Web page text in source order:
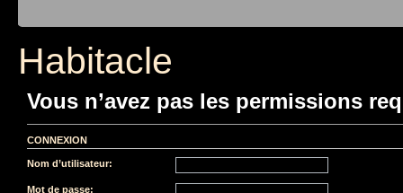
Habitacle
Vous n’avez pas les permissions
CONNEXION
Nom d’utilisateur:
Mot de passe: